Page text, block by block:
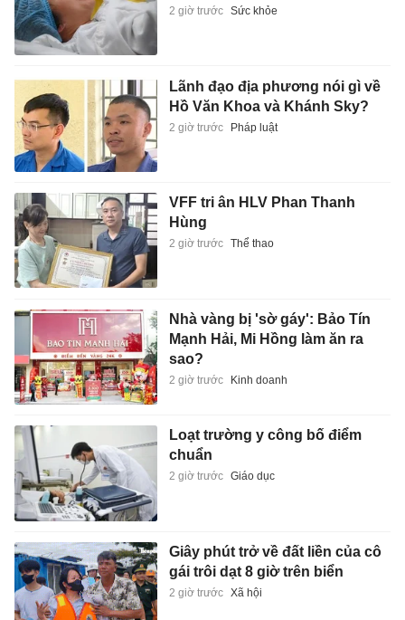
2 giờ trước Sức khỏe
Lãnh đạo địa phương nói gì về
Hồ Văn Khoa và Khánh Sky?
2 giờ trước Pháp luật
VFF tri ân HLV Phan Thanh
Hùng
2 giờ trước Thể thao
Nhà vàng bị 'sờ gáy': Bảo Tín
Mạnh Hải, Mi Hồng làm ăn ra
sao?
2 giờ trước Kinh doanh
Loạt trường y công bố điểm
chuẩn
2 giờ trước Giáo dục
Giây phút trở về đất liền của cô
gái trôi dạt 8 giờ trên biển
2 giờ trước Xã hội